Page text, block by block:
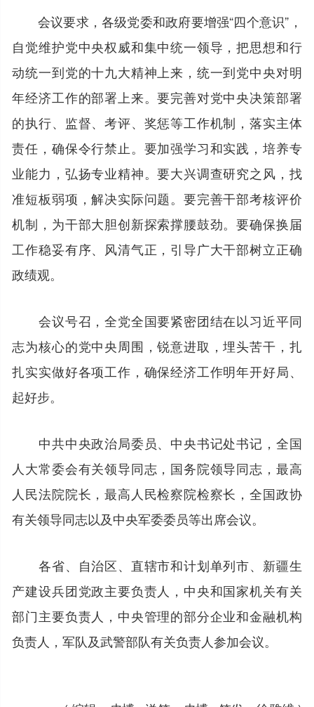
会议要求，各级党委和政府要增强“四个意识”，
自觉维护党中央权威和集中统一领导，把思想和行
动统一到党的十九大精神上来，统一到党中央对明
年经济工作的部署上来。要完善对党中央决策部署
的执行、监督、考评、奖惩等工作机制，落实主体
责任，确保令行禁止。要加强学习和实践，培养专
业能力，弘扬专业精神。要大兴调查研究之风，找
准短板弱项，解决实际问题。要完善干部考核评价
机制，为干部大胆创新探索撑腰鼓劲。要确保换届
工作稳妥有序、风清气正，引导广大干部树立正确
政绩观。
会议号召，全党全国要紧密团结在以习近平同
志为核心的党中央周围，锐意进取，埋头苦干，扎
扎实实做好各项工作，确保经济工作明年开好局、
起好步。
中共中央政治局委员、中央书记处书记，全国
人大常委会有关领导同志，国务院领导同志，最高
人民法院院长，最高人民检察院检察长，全国政协
有关领导同志以及中央军委委员等出席会议。
各省、自治区、直辖市和计划单列市、新疆生
产建设兵团党政主要负责人，中央和国家机关有关
部门主要负责人，中央管理的部分企业和金融机构
负责人，军队及武警部队有关负责人参加会议。